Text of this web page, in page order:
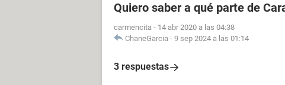
Quiero saber a qué parte de
carmencita - 14 abr 2020 a las 04:38
ChaneGarcia - 9 sep 2024 a las 01:14
3 respuestas